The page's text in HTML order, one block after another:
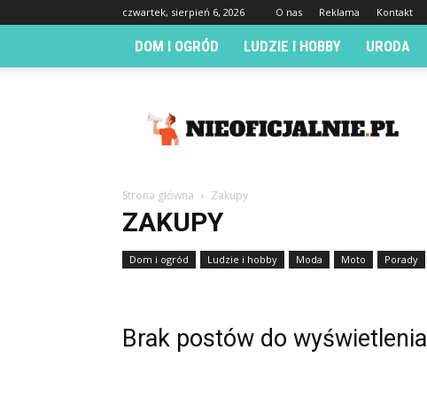
czwartek, sierpień 6, 2026 O nas Reklama Kontakt
DOM I OGRÓD LUDZIE I HOBBY URODA
Strona główna Zakupy
ZAKUPY
Dom i ogród Ludzie i hobby Moda Moto Porady
Brak postów do wyświetlenia